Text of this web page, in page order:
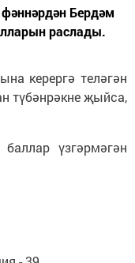
Бердәм
раслады.
керергә теләгән
түбәнрәкне җыйса,
үзгәрмәгән